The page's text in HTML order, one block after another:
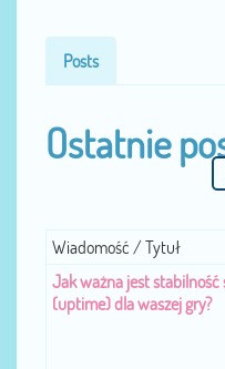
Posts
Ostatnie
Wiadomość / Tytuł
Jak ważna jest stabilność
(uptime) dla waszej gry?